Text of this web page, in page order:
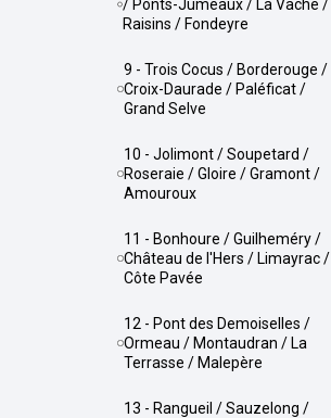
/ Ponts-Jumeaux / La Vache /
Raisins / Fondeyre
9 - Trois Cocus / Borderouge /
Croix-Daurade / Paléficat /
Grand Selve
10 - Jolimont / Soupetard /
Roseraie / Gloire / Gramont /
Amouroux
11 - Bonhoure / Guilheméry /
Château de l'Hers / Limayrac /
Côte Pavée
12 - Pont des Demoiselles /
Ormeau / Montaudran / La
Terrasse / Malepère
13 - Rangueil / Sauzelong /